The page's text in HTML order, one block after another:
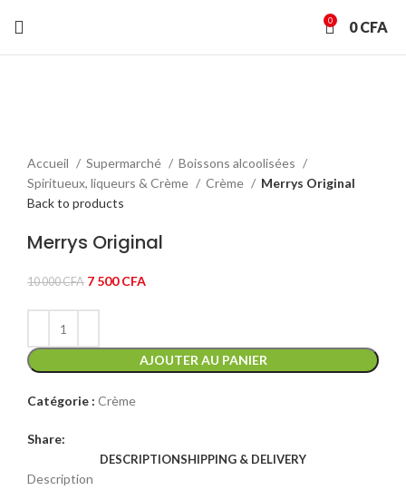
0 0CFA
Accueil
Supermarché
Boissons alcoolisées
Spiritueux, liqueurs & Crème
Crème
Merrys Original
Back to products
Merrys Original
10 000CFA Le
7 500CFALe
7
AJOUTER AU PANIER
Catégorie : Crème
Share:
DESCRIPTIONSHIPPING & DELIVERY
Description